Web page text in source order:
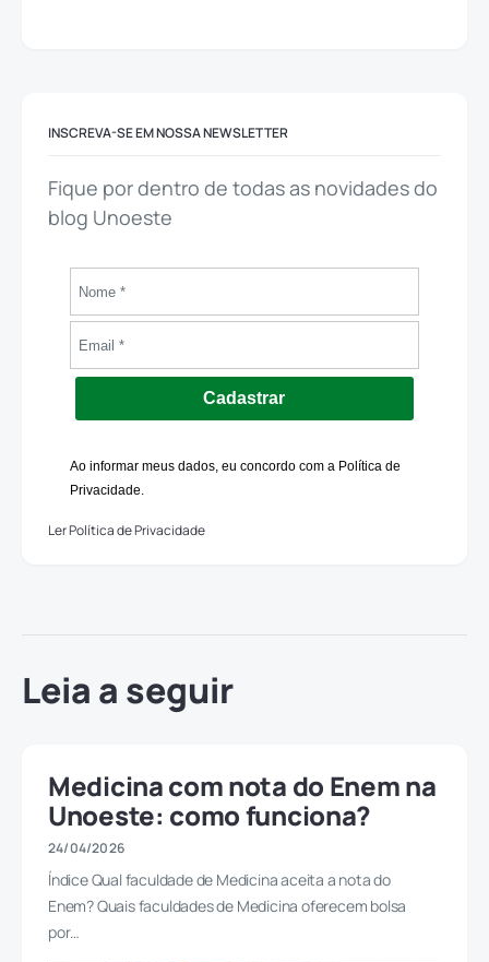
INSCREVA-SE EM NOSSA NEWSLETTER
Fique por dentro de todas as novidades do
blog Unoeste
Cadastrar
Ao informar meus dados, eu concordo com a Política de
Privacidade.
Ler Política de Privacidade
Leia a seguir
Medicina com nota do Enem na
Unoeste: como funciona?
24/04/2026
Índice Qual faculdade de Medicina aceita a nota do
Enem? Quais faculdades de Medicina oferecem bolsa
por…